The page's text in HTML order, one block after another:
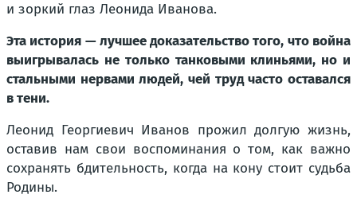
и зоркий глаз Леонида Иванова.
Эта история — лучшее доказательство того, что война
выигрывалась не только танковыми клиньями, но и
стальными нервами людей, чей труд часто оставался
в тени.
Леонид Георгиевич Иванов прожил долгую жизнь,
оставив нам свои воспоминания о том, как важно
сохранять бдительность, когда на кону стоит судьба
Родины.